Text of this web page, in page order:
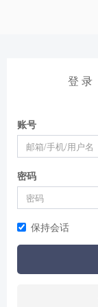
登 录
账号
密码
保持会话